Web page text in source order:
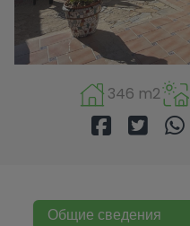
346 m2
Общие сведения